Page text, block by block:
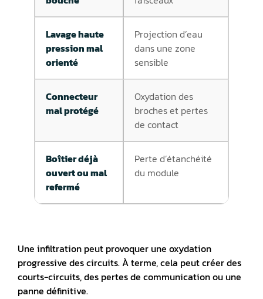
Lavage haute
pression mal
orienté
Projection d’eau
dans une zone
sensible
Connecteur
mal protégé
Oxydation des
broches et pertes
de contact
Boîtier déjà
ouvert ou mal
refermé
Perte d’étanchéité
du module
Une infiltration peut provoquer une oxydation
progressive des circuits. À terme, cela peut créer des
courts-circuits, des pertes de communication ou une
panne définitive.